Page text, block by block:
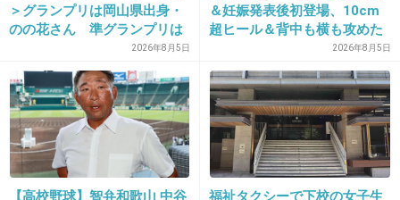
24. 匿名2014/06/16(月) 17:08:41
有吉もよくこういう表現使ってんじゃんw
+302 -6
25. 匿名2014/06/16(月) 17:08:52
フィフィ様様の世間に違和感を覚えます(笑)
＞グランプリは岡山県出身・
のの花さん 準グランプリは
徳島県出身・つむぎさん2026年8月5日
＆妊娠発表後初登場、10cm
超ヒール＆背中も横も攻めた
ドレスで祝福に笑顔「ありが
とうございます」おなかふっ
くら
2026年8月5日
【高校野球】智弁和歌山 中谷
福祉タクシーで下校の女子生